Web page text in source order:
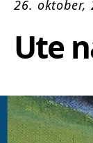
26. oktober,
Ute